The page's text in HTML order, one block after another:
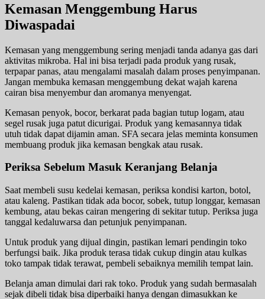
Kemasan Menggembung Harus
Diwaspadai
Kemasan yang menggembung sering menjadi tanda adanya gas dari
aktivitas mikroba. Hal ini bisa terjadi pada produk yang rusak,
terpapar panas, atau mengalami masalah dalam proses penyimpanan.
Jangan membuka kemasan menggembung dekat wajah karena
cairan bisa menyembur dan aromanya menyengat.
Kemasan penyok, bocor, berkarat pada bagian tutup logam, atau
segel rusak juga patut dicurigai. Produk yang kemasannya tidak
utuh tidak dapat dijamin aman. SFA secara jelas meminta konsumen
membuang produk jika kemasan bengkak atau rusak.
Periksa Sebelum Masuk Keranjang Belanja
Saat membeli susu kedelai kemasan, periksa kondisi karton, botol,
atau kaleng. Pastikan tidak ada bocor, sobek, tutup longgar, kemasan
kembung, atau bekas cairan mengering di sekitar tutup. Periksa juga
tanggal kedaluwarsa dan petunjuk penyimpanan.
Untuk produk yang dijual dingin, pastikan lemari pendingin toko
berfungsi baik. Jika produk terasa tidak cukup dingin atau kulkas
toko tampak tidak terawat, pembeli sebaiknya memilih tempat lain.
Belanja aman dimulai dari rak toko. Produk yang sudah bermasalah
sejak dibeli tidak bisa diperbaiki hanya dengan dimasukkan ke